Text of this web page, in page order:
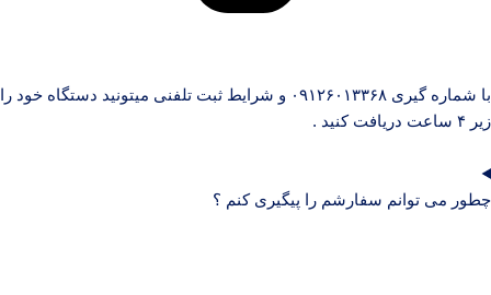
با شماره گیری ۰۹۱۲۶۰۱۳۳۶۸ و شرایط ثبت تلفنی میتونید دستگاه خود را
زیر ۴ ساعت دریافت کنید .
چطور می توانم سفارشم را پیگیری کنم ؟